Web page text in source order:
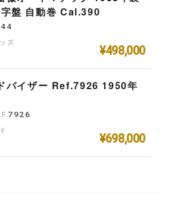
盤 自動巻 Cal.390
ズ
¥498,000
1950年
7926
¥698,000